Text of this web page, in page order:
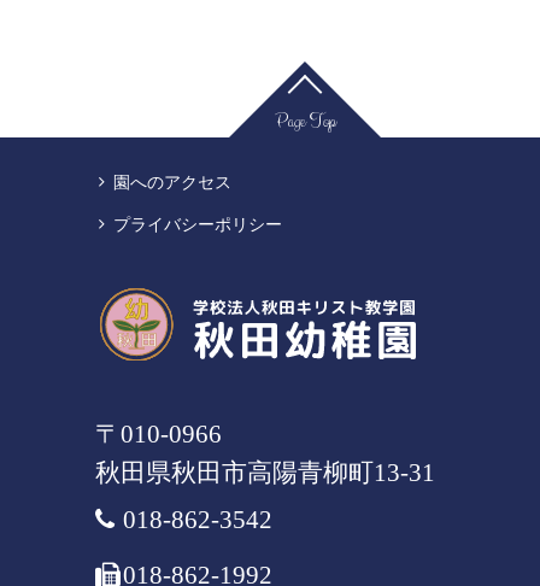
Page Top
園へのアクセス
プライバシーポリシー
〒010-0966
秋田県秋田市高陽青柳町13-31
018-862-3542
018-862-1992